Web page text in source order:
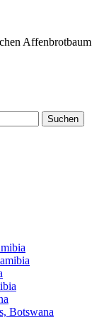
Affenbrotbaum
Botswana